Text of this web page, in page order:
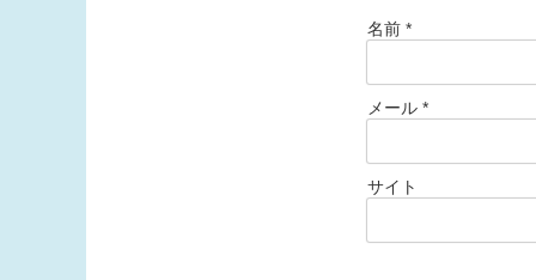
名前 *
メール *
サイト